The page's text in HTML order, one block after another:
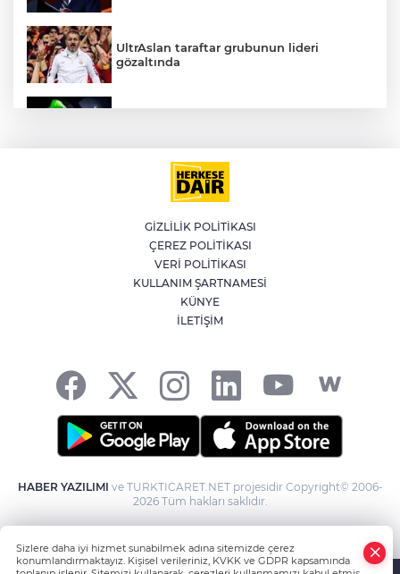
UltrAslan taraftar grubunun lideri
gözaltında
Emniyet Genel Müdürlüğü’ne 6 bin 250
yeni kadro
Öğrenci Affı düzenlemesi Resmi
Gazete'de yayımlandı
Kene vakaları için yerli ve milli aşı
GİZLİLİK POLİTİKASI
ÇEREZ POLİTİKASI
VERİ POLİTİKASI
KULLANIM ŞARTNAMESİ
KÜNYE
İLETİŞİM
HABER YAZILIMI ve TURKTICARET.NET projesidir Copyright© 2006-
2026 Tüm hakları saklıdır.
Sizlere daha iyi hizmet sunabilmek adına sitemizde çerez
konumlandırmaktayız. Kişisel verileriniz, KVKK ve GDPR kapsamında